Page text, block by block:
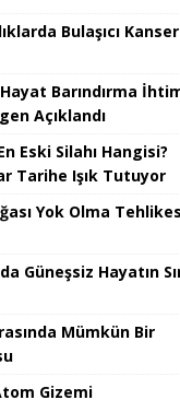
Bulaşıcı Kanser
Barındırma
Açıklandı
Eski Silahı Hangisi?
Tarihe Işık Tutuyor
Yok Olma
Güneşsiz Hayatın
Mümkün Bir
Gizemi